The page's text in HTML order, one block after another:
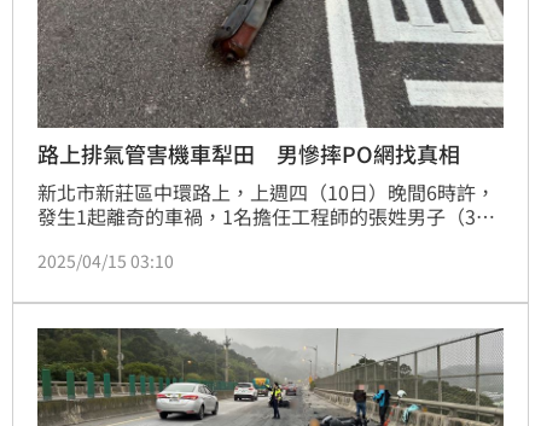
路上排氣管害機車犁田 男慘摔PO網找真相
新北市新莊區中環路上，上週四（10日）晚間6時許，
發生1起離奇的車禍，1名擔任工程師的張姓男子（34
管，在煞車不及下輾過後自摔犁田，然後又被後方機車
男在臉書PO文，希望網友能提供行車紀錄器影像，找
到「噴裝」排氣管的肇事者，而警方也說，目前已著手
調閱監視器追查掉落排氣管的車輛，可依《道路交通管
理處罰條例》
2025/04/15 03:10